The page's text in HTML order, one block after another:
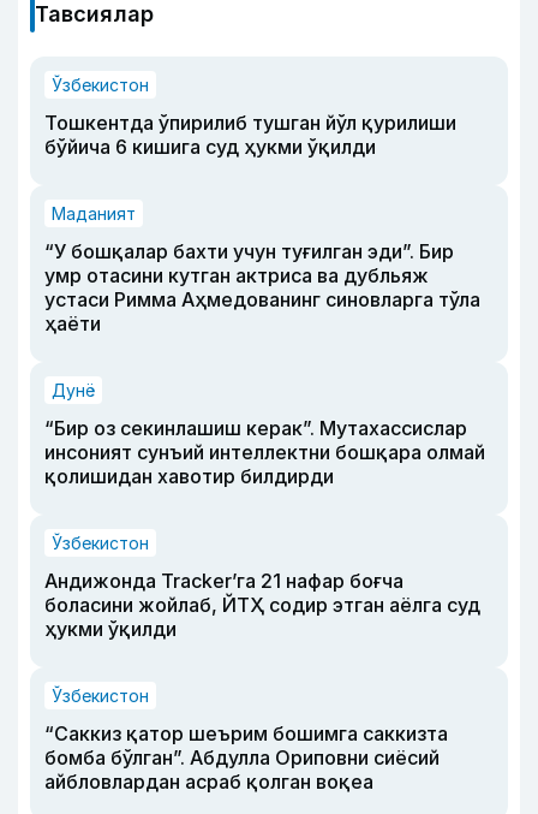
Тавсиялар
Ўзбекистон
Тошкентда ўпирилиб тушган йўл қурилиши
бўйича 6 кишига суд ҳукми ўқилди
Маданият
“У бошқалар бахти учун туғилган эди”. Бир
умр отасини кутган актриса ва дубльяж
устаси Римма Аҳмедованинг синовларга тўла
ҳаёти
Дунё
“Бир оз секинлашиш керак”. Мутахассислар
инсоният сунъий интеллектни бошқара олмай
қолишидан хавотир билдирди
Ўзбекистон
Андижонда Tracker’га 21 нафар боғча
боласини жойлаб, ЙТҲ содир этган аёлга суд
ҳукми ўқилди
Ўзбекистон
“Саккиз қатор шеърим бошимга саккизта
бомба бўлган”. Абдулла Ориповни сиёсий
айбловлардан асраб қолган воқеа